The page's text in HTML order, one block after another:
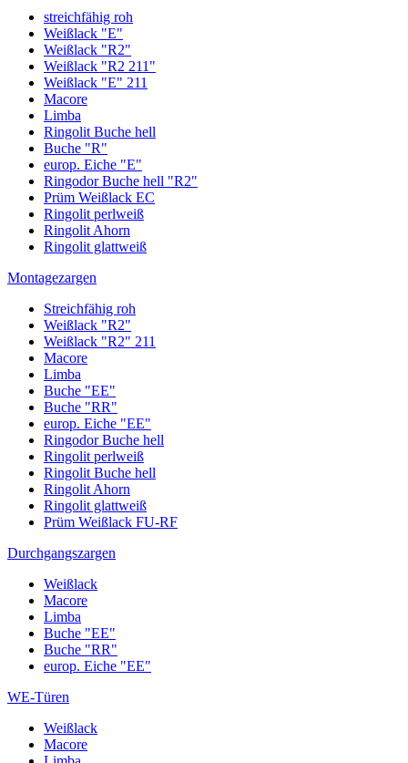
streichfähig roh
Weißlack "E"
Weißlack "R2"
Weißlack "R2 211"
Weißlack "E" 211
Macore
Limba
Ringolit Buche hell
Buche "R"
europ. Eiche "E"
Ringodor Buche hell "R2"
Prüm Weißlack EC
Ringolit perlweiß
Ringolit Ahorn
Ringolit glattweiß
Montagezargen
Streichfähig roh
Weißlack "R2"
Weißlack "R2" 211
Macore
Limba
Buche "EE"
Buche "RR"
europ. Eiche "EE"
Ringodor Buche hell
Ringolit perlweiß
Ringolit Buche hell
Ringolit Ahorn
Ringolit glattweiß
Prüm Weißlack FU-RF
Durchgangszargen
Weißlack
Macore
Limba
Buche "EE"
Buche "RR"
europ. Eiche "EE"
WE-Türen
Weißlack
Macore